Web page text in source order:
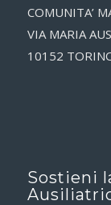
COMUNITA’
VIA MARIA
10152
Sostieni